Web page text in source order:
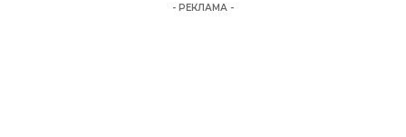
- РЕКЛАМА -